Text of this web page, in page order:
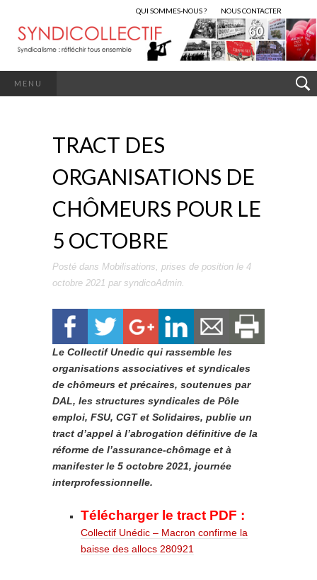
QUI SOMMES-NOUS ? NOUS CONTACTER
MENU
TRACT DES
ORGANISATIONS DE
CHÔMEURS POUR LE
5 OCTOBRE
Posté dans Mobilisations, prises de position le 4
octobre 2021 par syndicoAdmin.
Le Collectif Unedic qui rassemble les
organisations associatives et syndicales
de chômeurs et précaires, soutenues par
DAL, les structures syndicales de Pôle
emploi, FSU, CGT et Solidaires, publie un
tract d’appel à l’abrogation définitive de la
réforme de l’assurance-chômage et à
manifester le 5 octobre 2021, journée
interprofessionnelle.
Télécharger le tract PDF :
Collectif Unédic – Macron confirme la
baisse des allocs 280921